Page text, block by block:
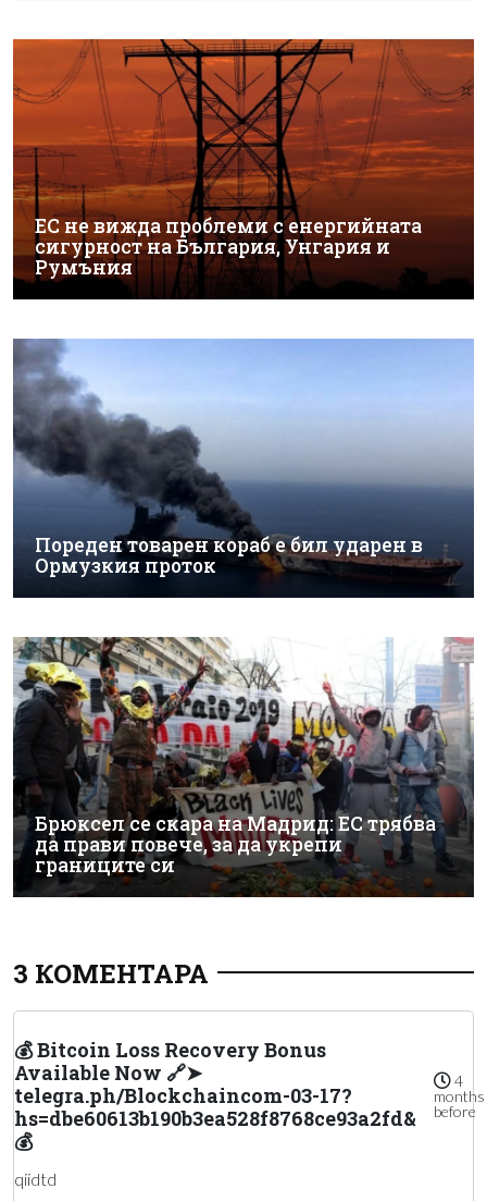
ЕС не вижда проблеми с енергийната
сигурност на България, Унгария и
Румъния
Пореден товарен кораб е бил ударен в
Ормузкия проток
Брюксел се скара на Мадрид: ЕС трябва
да прави повече, за да укрепи
границите си
3 КОМЕНТАРА
💰 Bitcoin Loss Recovery Bonus
Available Now 🔗➤
telegra.ph/Blockchaincom-03-17?
hs=dbe60613b190b3ea528f8768ce93a2fd&
💰
4
months
before
qiidtd